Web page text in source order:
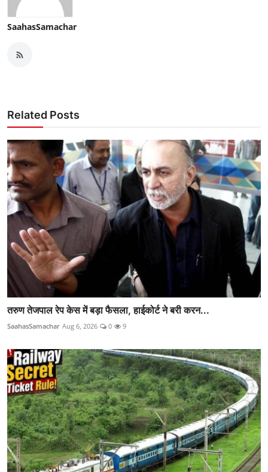
SaahasSamachar
Related Posts
तरुण तेजपाल रेप केस में बड़ा फैसला, हाईकोर्ट ने बरी करन...
SaahasSamachar Aug 6, 2026 0 9